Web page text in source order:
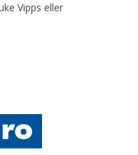
Vipps eller